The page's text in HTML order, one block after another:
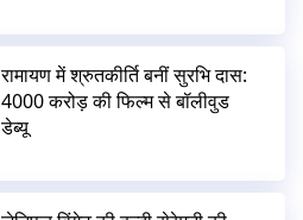
रामायण में श्रुतकीर्ति बनीं सुरभि दास:
4000 करोड़ की फिल्म से बॉलीवुड
डेब्यू